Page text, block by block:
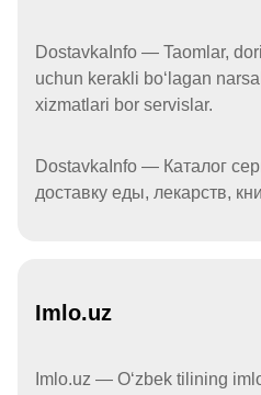
DostavkaInfo — Taomlar,
uchun kerakli boʻlagan
xizmatlari bor servislar.
DostavkaInfo — Каталог
доставку еды, лекарств,
Imlo.uz
Imlo.uz — Oʻzbek tilining